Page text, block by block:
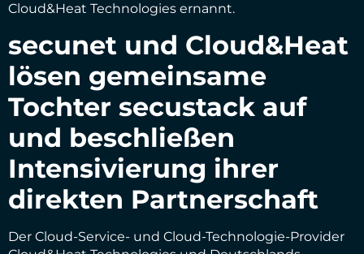
Cloud&Heat Technologies ernannt.
secunet und Cloud&Heat
lösen gemeinsame
Tochter secustack auf
und beschließen
Intensivierung ihrer
direkten Partnerschaft
Der Cloud-Service- und Cloud-Technologie-Provider